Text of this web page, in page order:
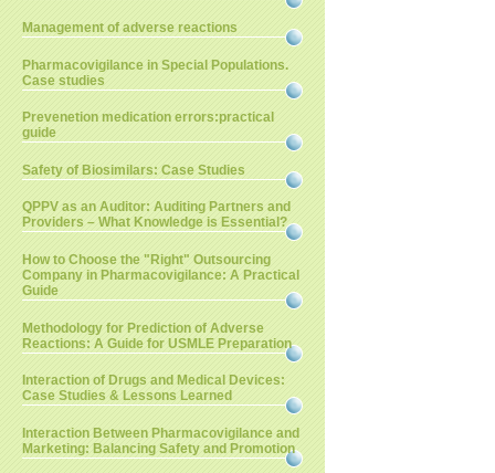
Management of adverse reactions
Pharmacovigilance in Special Populations.
Case studies
Prevenetion medication errors:practical
guide
Safety of Biosimilars: Case Studies
QPPV as an Auditor: Auditing Partners and
Providers – What Knowledge is Essential?
How to Choose the "Right" Outsourcing
Company in Pharmacovigilance: A Practical
Guide
Methodology for Prediction of Adverse
Reactions: A Guide for USMLE Preparation
Interaction of Drugs and Medical Devices:
Case Studies & Lessons Learned
Interaction Between Pharmacovigilance and
Marketing: Balancing Safety and Promotion